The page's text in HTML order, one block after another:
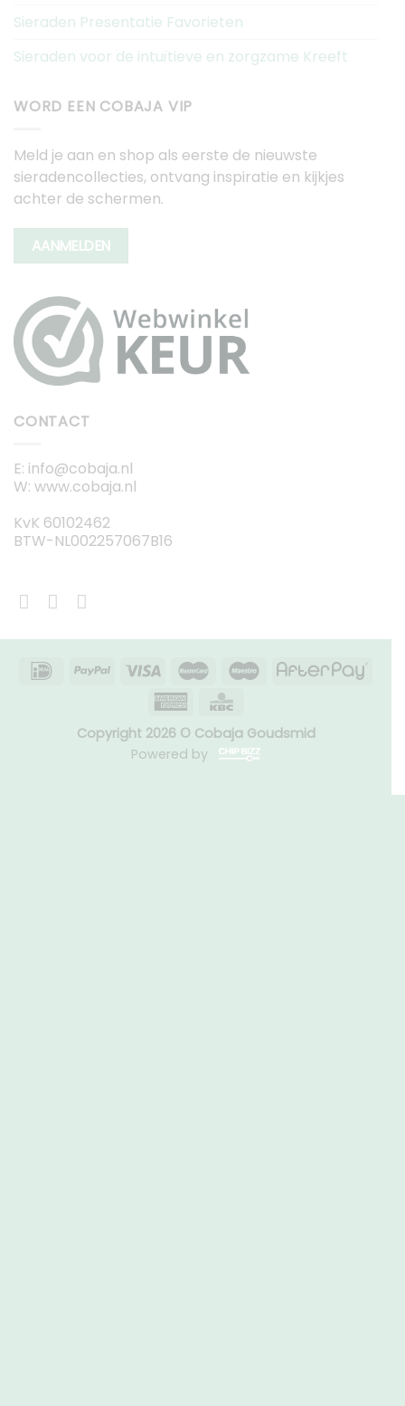
Sieraden Presentatie Favorieten
Sieraden voor de intuïtieve en zorgzame Kreeft
WORD EEN COBAJA VIP
Meld je aan en shop als eerste de nieuwste
sieradencollecties, ontvang inspiratie en kijkjes
achter de schermen.
AANMELDEN
CONTACT
E: info@cobaja.nl
W: www.cobaja.nl
KvK 60102462
BTW-NL002257067B16
Copyright 2026 © Cobaja Goudsmid
Powered by